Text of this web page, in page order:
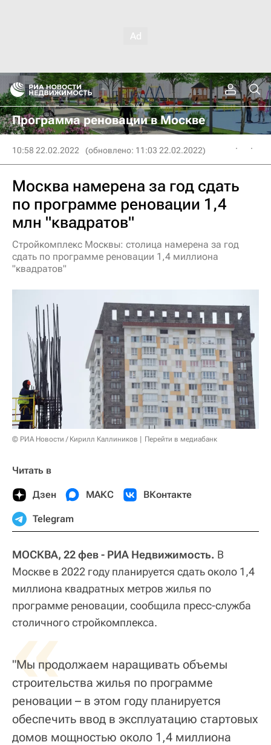
Программа реновации в Москве
10:58 22.02.2022 (обновлено: 11:03 22.02.2022)
Москва намерена за год сдать
по программе реновации 1,4
млн "квадратов"
Стройкомплекс Москвы: столица намерена за год
сдать по программе реновации 1,4 миллиона
"квадратов"
© РИА Новости / Кирилл Каллиников Перейти в медиабанк
Читать в
Дзен МАКС ВКонтакте
Telegram
МОСКВА, 22 фев - РИА Недвижимость. В
Москве в 2022 году планируется сдать около 1,4
миллиона квадратных метров жилья по
программе реновации, сообщила пресс-служба
столичного стройкомплекса.
«
"Мы продолжаем наращивать объемы
строительства жилья по программе
реновации – в этом году планируется
обеспечить ввод в эксплуатацию стартовых
домов мощностью около 1,4 миллиона